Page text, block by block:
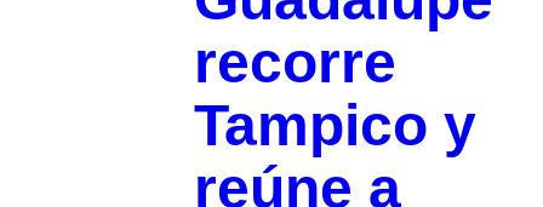
recorre
Tampico y
reúne a